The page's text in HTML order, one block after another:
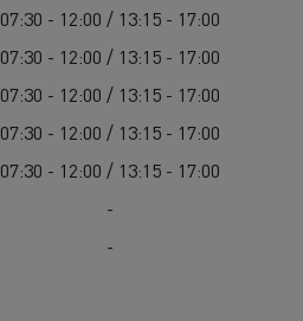
07:30 - 12:00 / 13:15 - 17:00
07:30 - 12:00 / 13:15 - 17:00
07:30 - 12:00 / 13:15 - 17:00
07:30 - 12:00 / 13:15 - 17:00
07:30 - 12:00 / 13:15 - 17:00
-
-